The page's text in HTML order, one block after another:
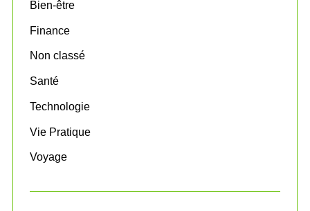
:
Bien-être
Finance
Non classé
Santé
Technologie
Vie Pratique
Voyage